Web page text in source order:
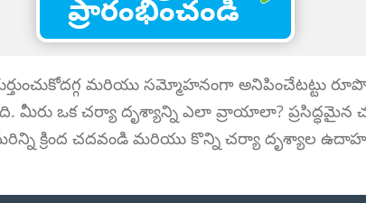
ప్రారంభించండి
మరియు సమ్మోహనంగా అనిపించేటట్టు
మీరు ఒక చర్యా దృశ్యాన్ని ఎలా వ్రాయాలా? ప్రసిద్ధమైన
క్రింద చదవండి మరియు కొన్ని చర్యా దృశ్యాల